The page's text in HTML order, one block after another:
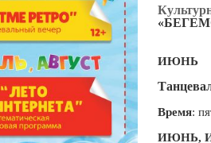
«
ИЮНЬ
Время: п
ИЮНЬ,